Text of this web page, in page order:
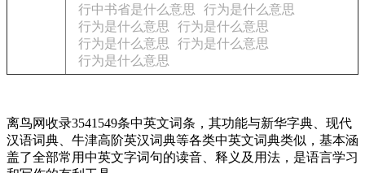
行中书省是什么意思
行为是什么意思
行为是什么意思
行为是什么意思
行为是什么意思
行为是什么意思
行为是什么意思
离鸟网收录3541549条中英文词条，其功能与新华字典、现代
汉语词典、牛津高阶英汉词典等各类中英文词典类似，基本涵
盖了全部常用中英文字词句的读音、释义及用法，是语言学习